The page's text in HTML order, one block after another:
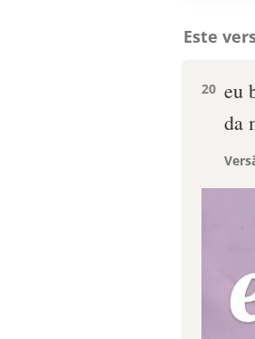
Este
20 eu
da